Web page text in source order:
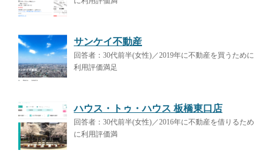
サンケイ不動産
回答者：30代前半(女性)／2019年に不動産を買うために
利用評価満足
ハウス・トゥ・ハウス 板橋東口店
回答者：30代前半(女性)／2016年に不動産を借りるため
に利用評価満